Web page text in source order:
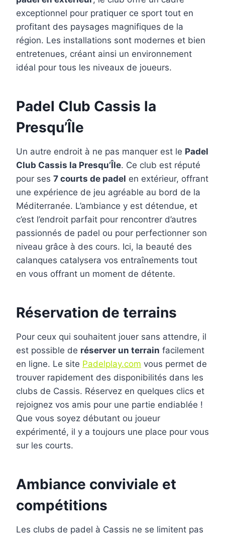
exceptionnel pour pratiquer ce sport tout en
profitant des paysages magnifiques de la
région. Les installations sont modernes et bien
entretenues, créant ainsi un environnement
idéal pour tous les niveaux de joueurs.
Padel Club Cassis la
Presqu’Île
Un autre endroit à ne pas manquer est le Padel
Club Cassis la Presqu’Île. Ce club est réputé
pour ses 7 courts de padel en extérieur, offrant
une expérience de jeu agréable au bord de la
Méditerranée. L’ambiance y est détendue, et
c’est l’endroit parfait pour rencontrer d’autres
passionnés de padel ou pour perfectionner son
niveau grâce à des cours. Ici, la beauté des
calanques catalysera vos entraînements tout
en vous offrant un moment de détente.
Réservation de terrains
Pour ceux qui souhaitent jouer sans attendre, il
est possible de réserver un terrain facilement
en ligne. Le site Padelplay.com vous permet de
trouver rapidement des disponibilités dans les
clubs de Cassis. Réservez en quelques clics et
rejoignez vos amis pour une partie endiablée !
Que vous soyez débutant ou joueur
expérimenté, il y a toujours une place pour vous
sur les courts.
Ambiance conviviale et
compétitions
Les clubs de padel à Cassis ne se limitent pas